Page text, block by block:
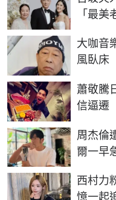
「最
大咖音
風臥床
蕭敬騰
信逼遷
周杰倫
爾一早
西村力
憶一起